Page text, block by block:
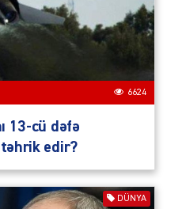
6624
13-cü dəfə
edir?
DÜNYA